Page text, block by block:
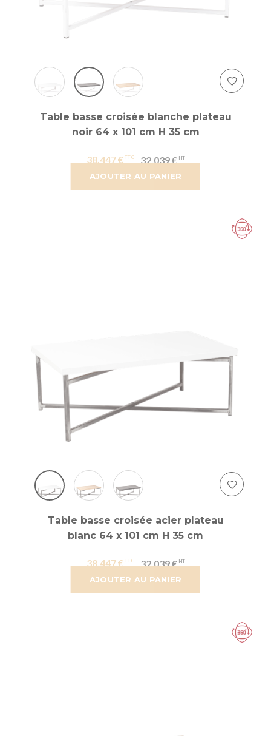
AJOUTER AU PANIER
Table basse croisée blanche plateau
noir 64 x 101 cm H 35 cm
38,447 € 32,039 €
AJOUTER AU PANIER
Table basse croisée acier plateau
blanc 64 x 101 cm H 35 cm
38,447 € 32,039 €